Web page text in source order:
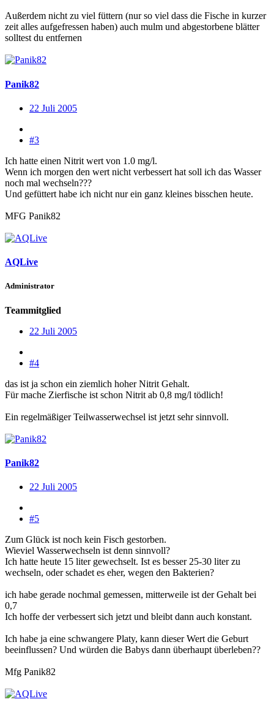
Außerdem nicht zu viel füttern (nur so viel dass die Fische in kurzer
zeit alles aufgefressen haben) auch mulm und abgestorbene blätter
solltest du entfernen
Panik82
22 Juli 2005
#3
Ich hatte einen Nitrit wert von 1.0 mg/l.
Wenn ich morgen den wert nicht verbessert hat soll ich das Wasser
noch mal wechseln???
Und gefüttert habe ich nicht nur ein ganz kleines bisschen heute.
MFG Panik82
AQLive
Administrator
Teammitglied
22 Juli 2005
#4
das ist ja schon ein ziemlich hoher Nitrit Gehalt.
Für mache Zierfische ist schon Nitrit ab 0,8 mg/l tödlich!
Ein regelmäßiger Teilwasserwechsel ist jetzt sehr sinnvoll.
Panik82
22 Juli 2005
#5
Zum Glück ist noch kein Fisch gestorben.
Wieviel Wasserwechseln ist denn sinnvoll?
Ich hatte heute 15 liter gewechselt. Ist es besser 25-30 liter zu
wechseln, oder schadet es eher, wegen den Bakterien?
ich habe gerade nochmal gemessen, mitterweile ist der Gehalt bei
0,7
Ich hoffe der verbessert sich jetzt und bleibt dann auch konstant.
Ich habe ja eine schwangere Platy, kann dieser Wert die Geburt
beeinflussen? Und würden die Babys dann überhaupt überleben??
Mfg Panik82